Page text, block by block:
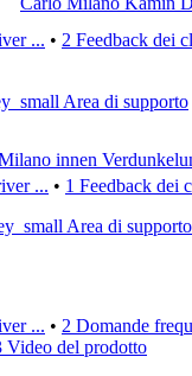
... • 2 Feedback dei
Area di supporto
innen
... • 1 Feedback dei
Area di supporto
... • 2 Domande
Video del prodotto